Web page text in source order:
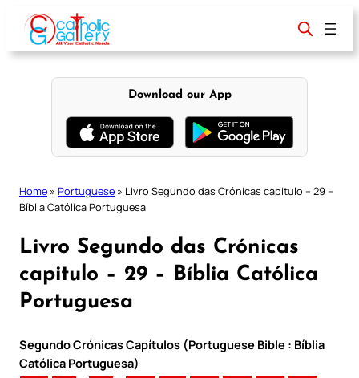
content
Download our App
Home » Portuguese » Livro Segundo das Crónicas capitulo – 29 –
Bíblia Católica Portuguesa
Livro Segundo das Crónicas
capitulo – 29 – Bíblia Católica
Portuguesa
Segundo Crónicas Capítulos (Portuguese Bible : Bíblia
Católica Portuguesa)